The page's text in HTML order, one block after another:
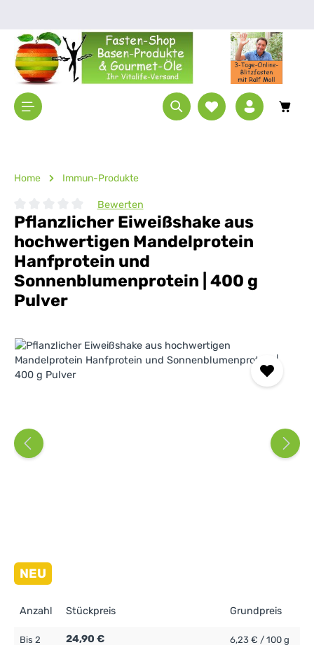
Home Immun-Produkte
Durchschnittliche Bewertung von 0 von 5 Sternen
Bewerten
Pflanzlicher Eiweißshake aus
hochwertigen Mandelprotein
Hanfprotein und
Sonnenblumenprotein | 400 g
Pulver
Bildergalerie überspringen
NEU
Anzahl Stückpreis Grundpreis
Bis 2 24,90 € 6,23 € / 100 g